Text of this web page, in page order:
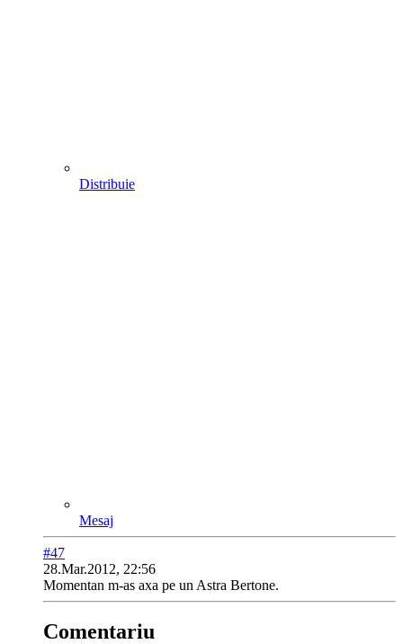
Distribuie
Mesaj
#47
28.Mar.2012, 22:56
Momentan m-as axa pe un Astra Bertone.
Comentariu